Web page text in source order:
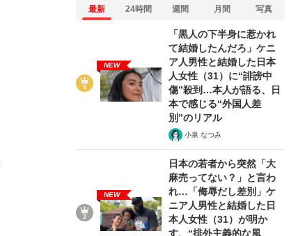
最新 24時間 週間 月間 写真
NEW
「黒人の下半身に惹かれ
て結婚したんだろ」ケニ
ア人男性と結婚した日本
人女性（31）に“誹謗中
傷”殺到…本人が語る、日
本で感じる“外国人差
別”のリアル
小泉 なつみ
NEW
日本の若者から突然「大
麻売ってない？」と言わ
れ…「侮辱だし差別」ケ
ニア人男性と結婚した日
本人女性（31）が明か
す、“排外主義的な風